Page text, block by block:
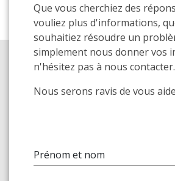
Que vous cherchiez des
vouliez plus d'informations,
souhaitiez résoudre un
simplement nous donner vos
n'hésitez pas à nous contacter.
Nous serons ravis de vous
Prénom et nom